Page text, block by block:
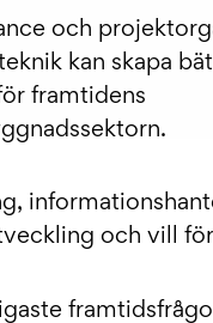
och
kan skapa
framtidens
och vill